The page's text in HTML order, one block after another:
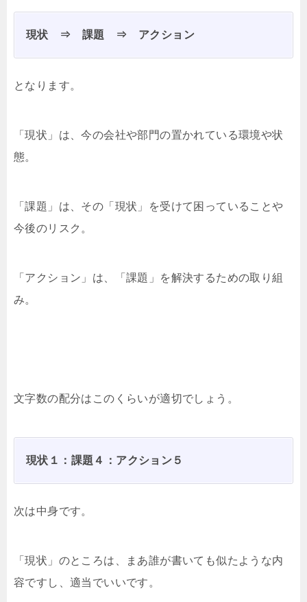
現状 ⇒ 課題 ⇒ アクション
となります。
「現状」は、今の会社や部門の置かれている環境や状
態。
「課題」は、その「現状」を受けて困っていることや
今後のリスク。
「アクション」は、「課題」を解決するための取り組
み。
文字数の配分はこのくらいが適切でしょう。
現状１：課題４：アクション５
次は中身です。
「現状」のところは、まあ誰が書いても似たような内
容ですし、適当でいいです。